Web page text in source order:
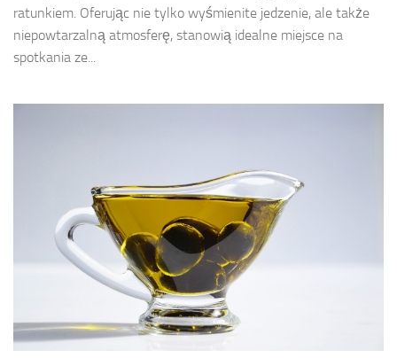
ratunkiem. Oferując nie tylko wyśmienite jedzenie, ale także
niepowtarzalną atmosferę, stanowią idealne miejsce na
spotkania ze...